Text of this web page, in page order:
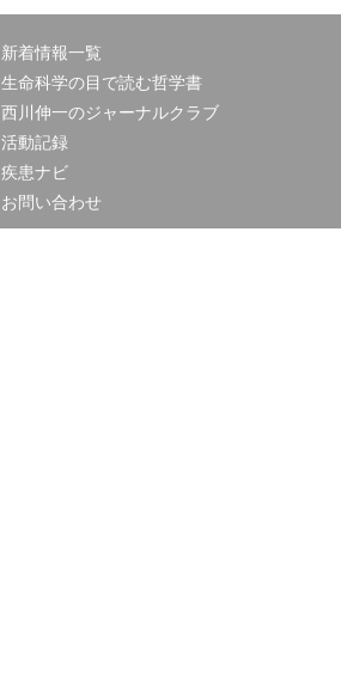
新着情報一覧
生命科学の目で読む哲学書
西川伸一のジャーナルクラブ
活動記録
疾患ナビ
お問い合わせ